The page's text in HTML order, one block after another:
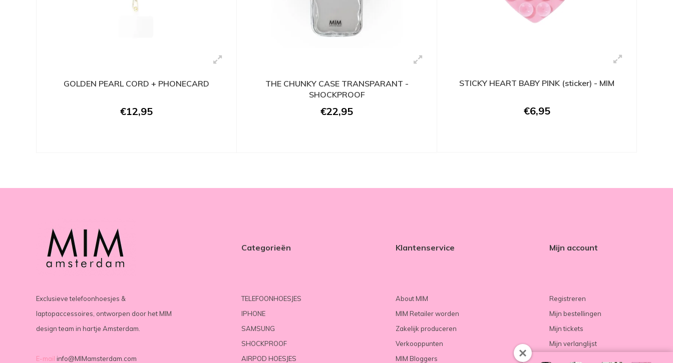
GOLDEN PEARL CORD + PHONECARD
€12,95
THE CHUNKY CASE TRANSPARANT -
SHOCKPROOF
€22,95
STICKY HEART BABY PINK (sticker) - MIM
€6,95
Exclusieve telefoonhoesjes &
laptopaccessoires, ontworpen door het MIM
design team in hartje Amsterdam.
E-mail info@MIMamsterdam.com
Categorieën
TELEFOONHOESJES
IPHONE
SAMSUNG
SHOCKPROOF
AIRPOD HOESJES
Klantenservice
About MIM
MIM Retailer worden
Zakelijk produceren
Verkooppunten
MIM Bloggers
Mijn account
Registreren
Mijn bestellingen
Mijn tickets
Mijn verlanglijst